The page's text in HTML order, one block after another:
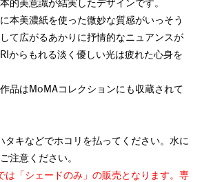
的美意識が結実したデザインです。
本美濃紙を使った微妙な質感がいっそう
て広がるあかりに抒情的なニュアンスが
からもれる淡く優しい光は疲れた心身を
品はMoMAコレクションにも収蔵されて
タキなどでホコリを払ってください。水に
注意ください。
は「シェードのみ」の販売となります。専